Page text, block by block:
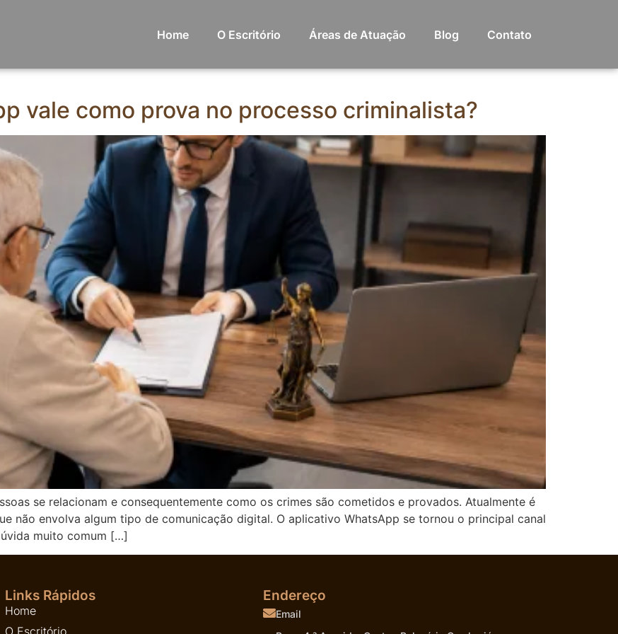
Home O Escritório Áreas de Atuação Blog Contato
vale como prova no processo criminalista?
se relacionam e consequentemente como os crimes são cometidos e provados. Atualmente é
não envolva algum tipo de comunicação digital. O aplicativo WhatsApp se tornou o principal canal
muito comum […]
Links Rápidos
Home
O Escritório
Endereço
Email